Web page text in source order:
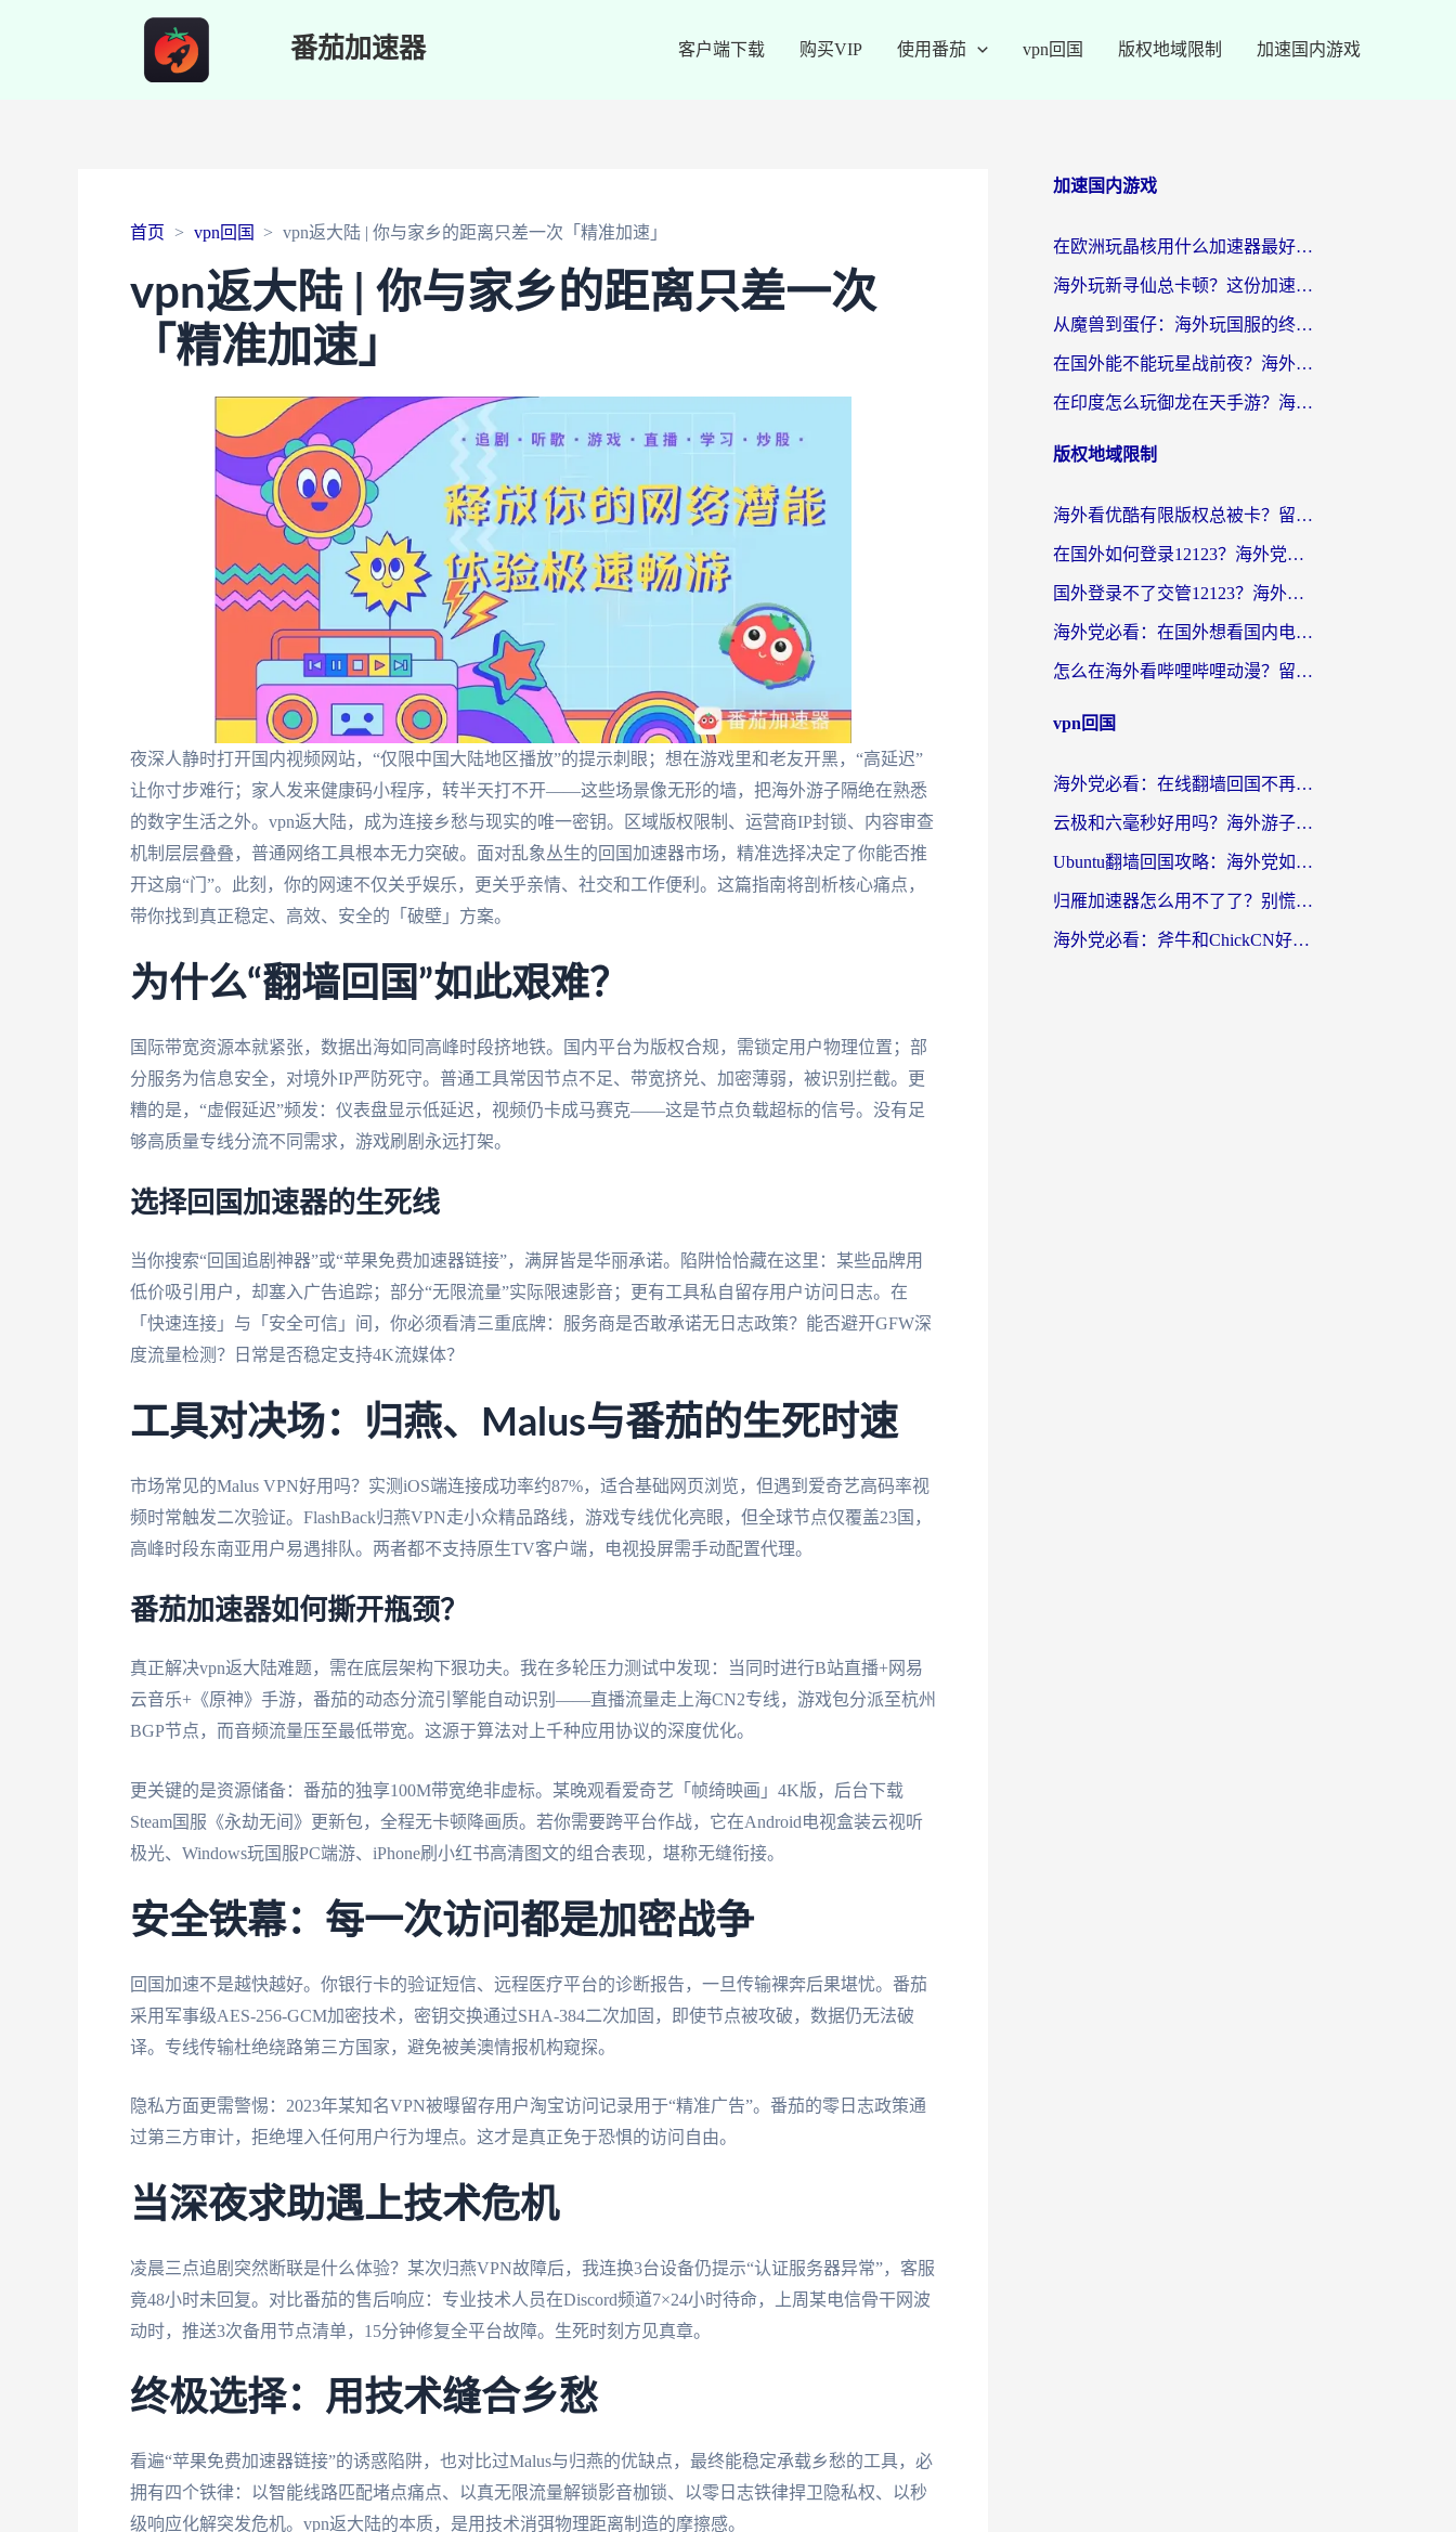
番茄加速器 客户端下载 购买VIP 使用番茄 vpn回国 版权地域限制 加速国内游戏
首页 vpn回国 vpn返大陆 | 你与家乡的距离只差一次「精准加速」
vpn返大陆 | 你与家乡的距离只差一次
「精准加速」
夜深人静时打开国内视频网站，“仅限中国大陆地区播放”的提示刺眼；想在游戏里和老友开黑，“高延迟”
让你寸步难行；家人发来健康码小程序，转半天打不开——这些场景像无形的墙，把海外游子隔绝在熟悉
的数字生活之外。vpn返大陆，成为连接乡愁与现实的唯一密钥。区域版权限制、运营商IP封锁、内容审查
机制层层叠叠，普通网络工具根本无力突破。面对乱象丛生的回国加速器市场，精准选择决定了你能否推
开这扇“门”。此刻，你的网速不仅关乎娱乐，更关乎亲情、社交和工作便利。这篇指南将剖析核心痛点，
带你找到真正稳定、高效、安全的「破壁」方案。
为什么“翻墙回国”如此艰难？
国际带宽资源本就紧张，数据出海如同高峰时段挤地铁。国内平台为版权合规，需锁定用户物理位置；部
分服务为信息安全，对境外IP严防死守。普通工具常因节点不足、带宽挤兑、加密薄弱，被识别拦截。更
糟的是，“虚假延迟”频发：仪表盘显示低延迟，视频仍卡成马赛克——这是节点负载超标的信号。没有足
够高质量专线分流不同需求，游戏刷剧永远打架。
选择回国加速器的生死线
当你搜索“回国追剧神器”或“苹果免费加速器链接”，满屏皆是华丽承诺。陷阱恰恰藏在这里：某些品牌用
低价吸引用户，却塞入广告追踪；部分“无限流量”实际限速影音；更有工具私自留存用户访问日志。在
「快速连接」与「安全可信」间，你必须看清三重底牌：服务商是否敢承诺无日志政策？能否避开GFW深
度流量检测？日常是否稳定支持4K流媒体？
工具对决场：归燕、Malus与番茄的生死时速
市场常见的Malus VPN好用吗？实测iOS端连接成功率约87%，适合基础网页浏览，但遇到爱奇艺高码率视
频时常触发二次验证。FlashBack归燕VPN走小众精品路线，游戏专线优化亮眼，但全球节点仅覆盖23国，
高峰时段东南亚用户易遇排队。两者都不支持原生TV客户端，电视投屏需手动配置代理。
番茄加速器如何撕开瓶颈？
真正解决vpn返大陆难题，需在底层架构下狠功夫。我在多轮压力测试中发现：当同时进行B站直播+网易
云音乐+《原神》手游，番茄的动态分流引擎能自动识别——直播流量走上海CN2专线，游戏包分派至杭州
BGP节点，而音频流量压至最低带宽。这源于算法对上千种应用协议的深度优化。
更关键的是资源储备：番茄的独享100M带宽绝非虚标。某晚观看爱奇艺「帧绮映画」4K版，后台下载
Steam国服《永劫无间》更新包，全程无卡顿降画质。若你需要跨平台作战，它在Android电视盒装云视听
极光、Windows玩国服PC端游、iPhone刷小红书高清图文的组合表现，堪称无缝衔接。
安全铁幕：每一次访问都是加密战争
回国加速不是越快越好。你银行卡的验证短信、远程医疗平台的诊断报告，一旦传输裸奔后果堪忧。番茄
采用军事级AES-256-GCM加密技术，密钥交换通过SHA-384二次加固，即使节点被攻破，数据仍无法破
译。专线传输杜绝绕路第三方国家，避免被美澳情报机构窥探。
隐私方面更需警惕：2023年某知名VPN被曝留存用户淘宝访问记录用于“精准广告”。番茄的零日志政策通
过第三方审计，拒绝埋入任何用户行为埋点。这才是真正免于恐惧的访问自由。
当深夜求助遇上技术危机
凌晨三点追剧突然断联是什么体验？某次归燕VPN故障后，我连换3台设备仍提示“认证服务器异常”，客服
竟48小时未回复。对比番茄的售后响应：专业技术人员在Discord频道7×24小时待命，上周某电信骨干网波
动时，推送3次备用节点清单，15分钟修复全平台故障。生死时刻方见真章。
终极选择：用技术缝合乡愁
看遍“苹果免费加速器链接”的诱惑陷阱，也对比过Malus与归燕的优缺点，最终能稳定承载乡愁的工具，必
拥有四个铁律：以智能线路匹配堵点痛点、以真无限流量解锁影音枷锁、以零日志铁律捍卫隐私权、以秒
级响应化解突发危机。vpn返大陆的本质，是用技术消弭物理距离制造的摩擦感。
加速国内游戏
在欧洲玩晶核用什么加速器最好呢？一个老玩家的真心话
海外玩新寻仙总卡顿？这份加速器选择指南让你秒回国服流畅体验
从魔兽到蛋仔：海外玩国服的终极加速指南，找到你的专属高速通道
在国外能不能玩星战前夜？海外党国服游戏不卡顿的秘密武器在这里
在印度怎么玩御龙在天手游？海外党畅玩国服的终极生存指南
版权地域限制
海外看优酷有限版权总被卡？留学生亲测有效的回国加速器选择指南
在国外如何登录12123？海外党必备的回国加速实用指南
国外登录不了交管12123？海外华人亲测有效的回国加速器选择指南
海外党必看：在国外想看国内电视剧用什么软件？3步解决地域限制
怎么在海外看哔哩哔哩动漫？留学生亲测有效的回国加速方案
vpn回国
海外党必看：在线翻墙回国不再难！教你选对加速器无缝刷国内资源
云极和六毫秒好用吗？海外游子解锁国内资源的真实答案
Ubuntu翻墙回国攻略：海外党如何选对加速器，无缝刷国内剧玩游戏？
归雁加速器怎么用不了了？别慌，这篇指南教你如何丝滑“回家”
海外党必看：斧牛和ChickCN好用吗？3款热门加速器实测+番茄加速器深度体验